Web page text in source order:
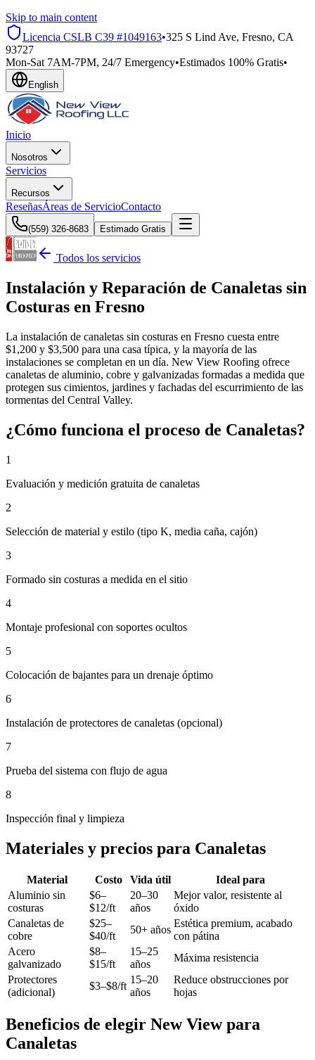
Skip to main content
Licencia CSLB C39 #1049163•325 S Lind Ave, Fresno, CA
93727
Mon-Sat 7AM-7PM, 24/7 Emergency•Estimados 100% Gratis•
English
Inicio
Nosotros
Servicios
Recursos
ReseñasÁreas de ServicioContacto
(559) 326-8683 Estimado Gratis
Todos los servicios
Instalación y Reparación de Canaletas sin
Costuras en Fresno
La instalación de canaletas sin costuras en Fresno cuesta entre
$1,200 y $3,500 para una casa típica, y la mayoría de las
instalaciones se completan en un día. New View Roofing ofrece
canaletas de aluminio, cobre y galvanizadas formadas a medida que
protegen sus cimientos, jardines y fachadas del escurrimiento de las
tormentas del Central Valley.
¿Cómo funciona el proceso de Canaletas?
1
Evaluación y medición gratuita de canaletas
2
Selección de material y estilo (tipo K, media caña, cajón)
3
Formado sin costuras a medida en el sitio
4
Montaje profesional con soportes ocultos
5
Colocación de bajantes para un drenaje óptimo
6
Instalación de protectores de canaletas (opcional)
7
Prueba del sistema con flujo de agua
8
Inspección final y limpieza
Materiales y precios para Canaletas
Material Costo Vida útil
Ideal para
Aluminio sin
costuras
$6–
$12/ft
20–30
años
Mejor valor, resistente al
óxido
Canaletas de
cobre
$25–
$40/ft
50+ años
Estética premium, acabado
con pátina
Acero
galvanizado
$8–
$15/ft
15–25
años
Máxima resistencia
Protectores
(adicional)
$3–$8/ft
15–20
años
Reduce obstrucciones por
hojas
Beneficios de elegir New View para
Canaletas